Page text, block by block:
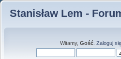
Stanisław Lem -
Witamy, Gość. Zaloguj się